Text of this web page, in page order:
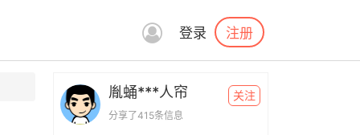
登录 注册
胤蛹***人帘
分享了415条信息
关注